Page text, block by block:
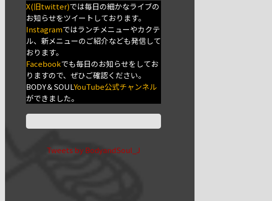
X(旧twitter)では毎日の細かなライブの
お知らせをツイートしております。
Instagramではランチメニューやカクテ
ル、新メニューのご紹介なども発信して
おります。
Facebookでも毎日のお知らせをしてお
りますので、ぜひご確認ください。
BODY＆SOULYouTube公式チャンネル
ができました。
Tweets by BodyandSoul_J